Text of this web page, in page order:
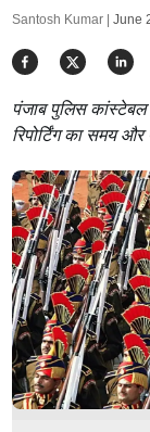
Santosh Kumar | June
पंजाब पुलिस कांस्टेबल
रिपोर्टिंग का समय